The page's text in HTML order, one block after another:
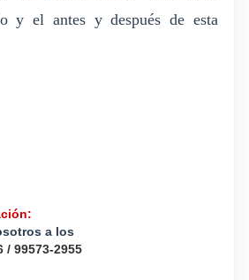
y el antes y después de esta
:
a los
/ 99573-2955